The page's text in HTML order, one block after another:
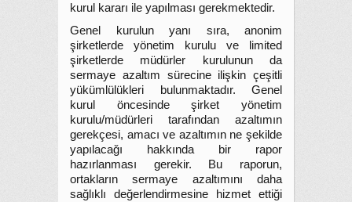
kurul kararı ile yapılması gerekmektedir.
Genel kurulun yanı sıra, anonim
şirketlerde yönetim kurulu ve limited
şirketlerde müdürler kurulunun da
sermaye azaltım sürecine ilişkin çeşitli
yükümlülükleri bulunmaktadır. Genel
kurul öncesinde şirket yönetim
kurulu/müdürleri tarafından azaltımın
gerekçesi, amacı ve azaltımın ne şekilde
yapılacağı hakkında bir rapor
hazırlanması gerekir. Bu raporun,
ortakların sermaye azaltımını daha
sağlıklı değerlendirmesine hizmet ettiği